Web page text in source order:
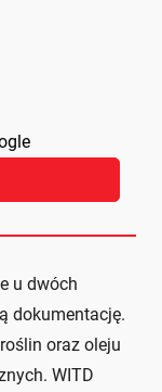
u dwóch
dokumentację.
oraz oleju
WITD